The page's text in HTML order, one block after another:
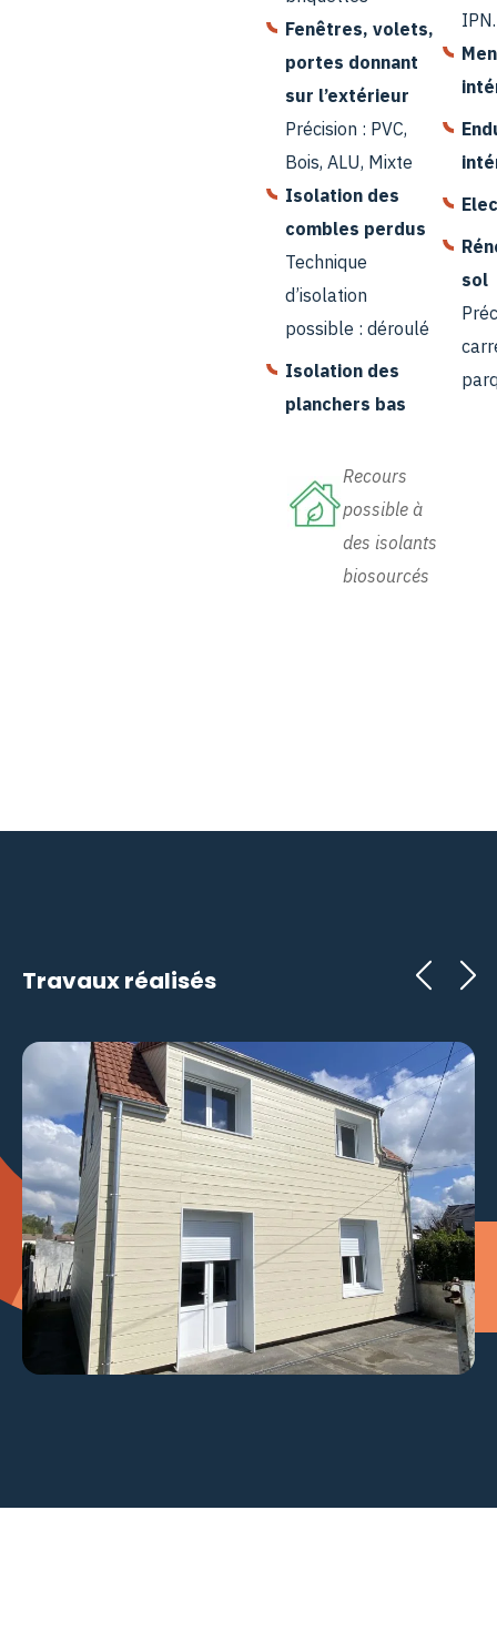
Fenêtres, volets,
portes donnant
sur l’extérieur
Précision : PVC,
Bois, ALU, Mixte
Isolation des
combles perdus
Technique
d’isolation
possible : déroulé
Isolation des
planchers bas
Recours
possible à
des isolants
biosourcés
sol
Travaux réalisés